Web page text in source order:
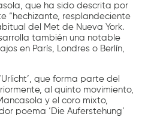
que ha sido descrita por
“hechizante, resplandeciente
del Met de Nueva York.
también una notable
en París, Londres o Berlín,
que forma parte del
al quinto movimiento,
y el coro mixto,
poema ‘Die Auferstehung’